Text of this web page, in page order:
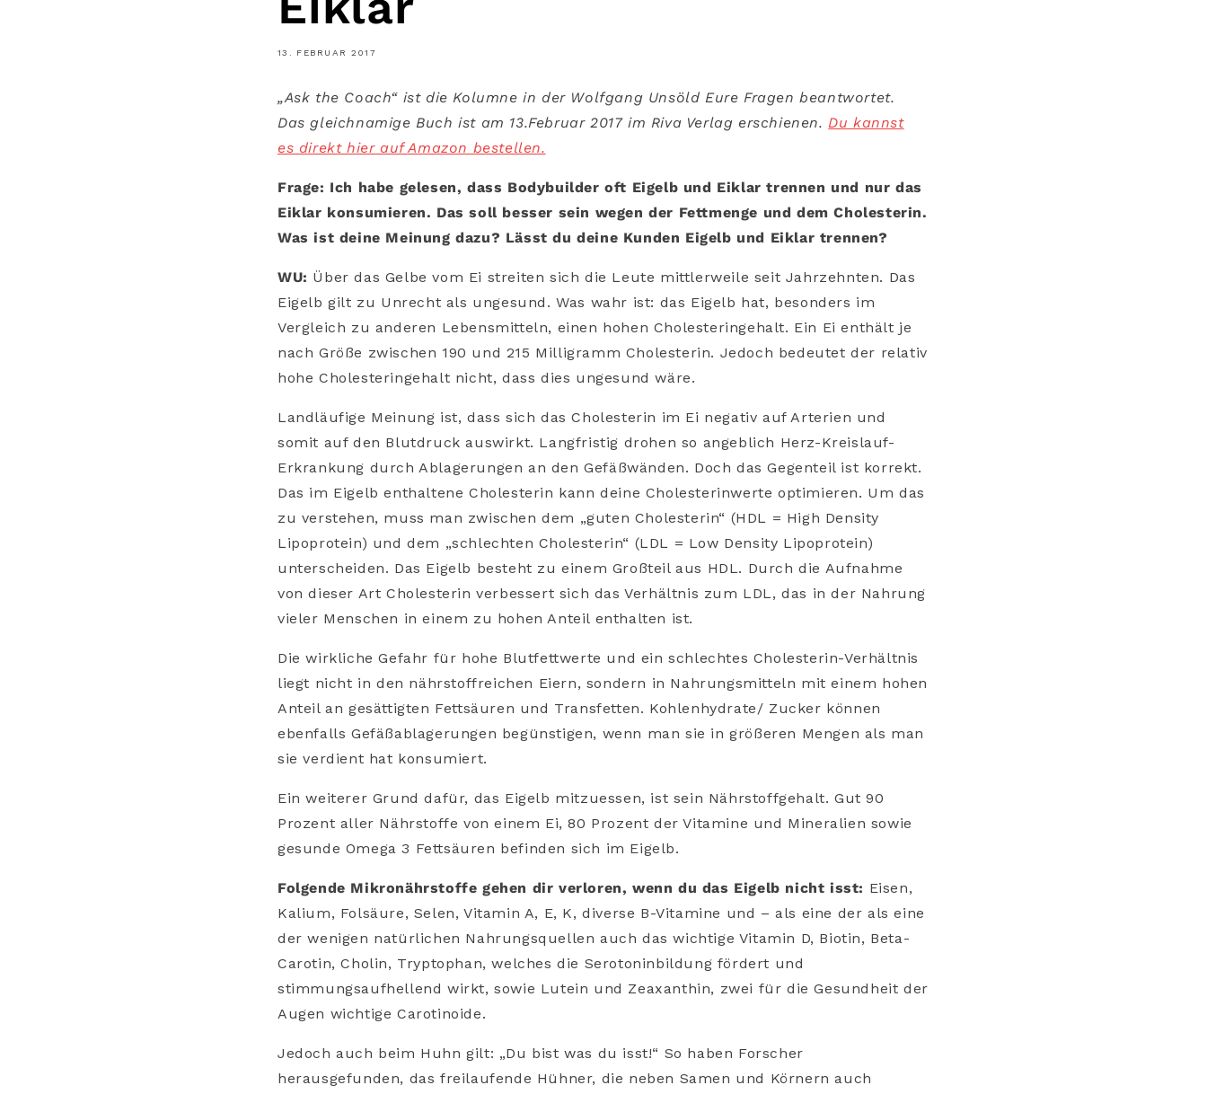
13. FEBRUAR 2017
„Ask the Coach“ ist die Kolumne in der Wolfgang Unsöld Eure Fragen beantwortet.
Das gleichnamige Buch ist am 13.Februar 2017 im Riva Verlag erschienen.Du kannst
es direkt hier auf Amazon bestellen.
Frage: Ich habe gelesen, dass Bodybuilder oft Eigelb und Eiklar trennen und nur das
Eiklar konsumieren. Das soll besser sein wegen der Fettmenge und dem Cholesterin.
Was ist deine Meinung dazu? Lässt du deine Kunden Eigelb und Eiklar trennen?
WU: Über das Gelbe vom Ei streiten sich die Leute mittlerweile seit Jahrzehnten. Das
Eigelb gilt zu Unrecht als ungesund. Was wahr ist: das Eigelb hat, besonders im
Vergleich zu anderen Lebensmitteln, einen hohen Cholesteringehalt. Ein Ei enthält je
nach Größe zwischen 190 und 215 Milligramm Cholesterin. Jedoch bedeutet der relativ
hohe Cholesteringehalt nicht, dass dies ungesund wäre.
Landläufige Meinung ist, dass sich das Cholesterin im Ei negativ auf Arterien und
somit auf den Blutdruck auswirkt. Langfristig drohen so angeblich Herz-Kreislauf-
Erkrankung durch Ablagerungen an den Gefäßwänden. Doch das Gegenteil ist korrekt.
Das im Eigelb enthaltene Cholesterin kann deine Cholesterinwerte optimieren. Um das
zu verstehen, muss man zwischen dem „guten Cholesterin“ (HDL = High Density
Lipoprotein) und dem „schlechten Cholesterin“ (LDL = Low Density Lipoprotein)
unterscheiden. Das Eigelb besteht zu einem Großteil aus HDL. Durch die Aufnahme
von dieser Art Cholesterin verbessert sich das Verhältnis zum LDL, das in der Nahrung
vieler Menschen in einem zu hohen Anteil enthalten ist.
Die wirkliche Gefahr für hohe Blutfettwerte und ein schlechtes Cholesterin-Verhältnis
liegt nicht in den nährstoffreichen Eiern, sondern in Nahrungsmitteln mit einem hohen
Anteil an gesättigten Fettsäuren und Transfetten. Kohlenhydrate/ Zucker können
ebenfalls Gefäßablagerungen begünstigen, wenn man sie in größeren Mengen als man
sie verdient hat konsumiert.
Ein weiterer Grund dafür, das Eigelb mitzuessen, ist sein Nährstoffgehalt. Gut 90
Prozent aller Nährstoffe von einem Ei, 80 Prozent der Vitamine und Mineralien sowie
gesunde Omega 3 Fettsäuren befinden sich im Eigelb.
Folgende Mikronährstoffe gehen dir verloren, wenn du das Eigelb nicht isst: Eisen,
Kalium, Folsäure, Selen, Vitamin A, E, K, diverse B-Vitamine und – als eine der als eine
der wenigen natürlichen Nahrungsquellen auch das wichtige Vitamin D, Biotin, Beta-
Carotin, Cholin, Tryptophan, welches die Serotoninbildung fördert und
stimmungsaufhellend wirkt, sowie Lutein und Zeaxanthin, zwei für die Gesundheit der
Augen wichtige Carotinoide.
Jedoch auch beim Huhn gilt: „Du bist was du isst!“ So haben Forscher
herausgefunden, das freilaufende Hühner, die neben Samen und Körnern auch